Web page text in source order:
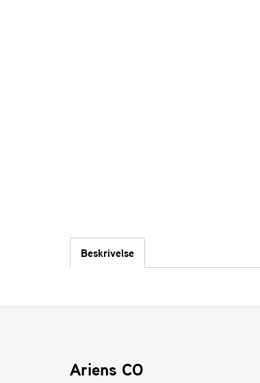
Beskrivelse
Ariens CO